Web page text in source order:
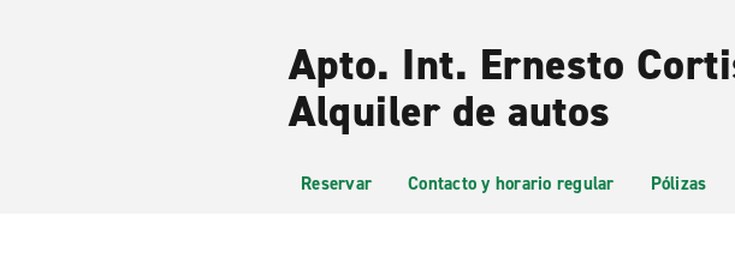
Apto. Int. Ernesto
Alquiler de autos
Reservar Contacto y horario regular Pólizas